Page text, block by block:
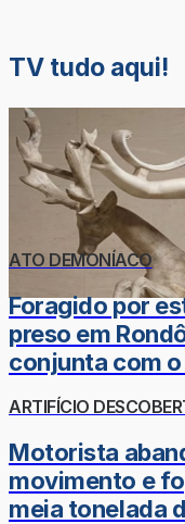
TV tudo aqui!
ATO DEMONÍACO
Foragido por
preso em
conjunta com o
ARTIFÍCIO
Motorista
movimento e
meia tonelada